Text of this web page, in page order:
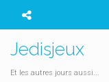
Jedisjeux
Et les autres jours aussi...